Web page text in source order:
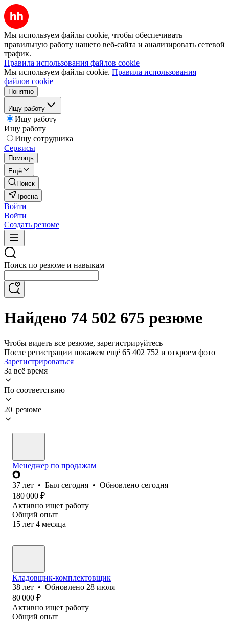
Мы используем файлы cookie, чтобы обеспечивать
правильную работу нашего веб-сайта и анализировать сетевой
трафик.
Правила использования файлов cookie
Мы используем файлы cookie. Правила использования
файлов cookie
Понятно
Ищу работу
Ищу работу
Ищу работу
Ищу сотрудника
Сервисы
Помощь
Ещё
Поиск
Тросна
Войти
Войти
Создать резюме
Поиск по резюме и навыкам
Найдено 74 502 675 резюме
Чтобы видеть все резюме, зарегистрируйтесь
После регистрации покажем ещё 65 402 752 и откроем фото
Зарегистрироваться
За всё время
По соответствию
20 резюме
Менеджер по продажам
37 лет • Был сегодня • Обновлено сегодня
180 000 ₽
Активно ищет работу
Общий опыт
15 лет 4 месяца
Кладовщик-комплектовщик
38 лет • Обновлено 28 июля
80 000 ₽
Активно ищет работу
Общий опыт